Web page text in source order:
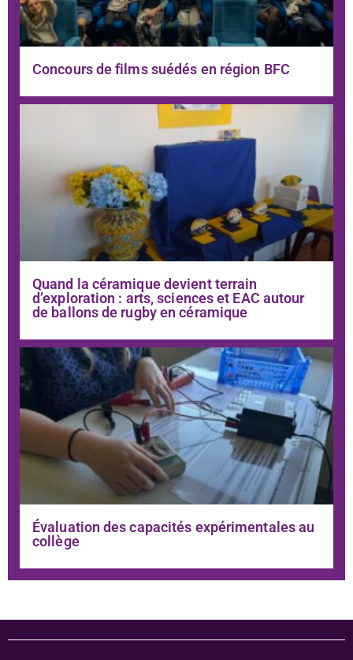
Concours de films suédés en région BFC
Quand la céramique devient terrain
d’exploration : arts, sciences et EAC autour
de ballons de rugby en céramique
Évaluation des capacités expérimentales au
collège